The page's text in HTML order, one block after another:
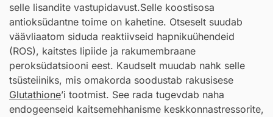
selle lisandite vastupidavust.Selle koostisosa
antioksüdantne toime on kahetine. Otseselt suudab
väävliaatom siduda reaktiivseid hapnikuühendeid
(ROS), kaitstes lipiide ja rakumembraane
peroksüdatsiooni eest. Kaudselt muudab nahk selle
tsüsteiiniks, mis omakorda soodustab rakusisese
Glutathione’i tootmist. See rada tugevdab naha
endogeenseid kaitsemehhanisme keskkonnastressorite,